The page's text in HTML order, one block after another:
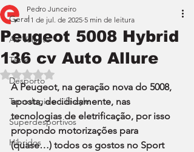
Geral
Ao Volante
Teste
Desporto
Tecnologia e Lifestyle
Superdesportivos
Híbridos
Peugeot 5008 Hybrid
136 cv Auto Allure
Pedro Junceiro
11 de jul. de 2025 5 min de leitura
Avaliado com NaN de 5 estrelas.
A Peugeot, na geração nova do 5008,
aposta, decididamente, nas
tecnologias de eletrificação, por isso
propondo motorizações para
(quase…) todos os gostos no Sport